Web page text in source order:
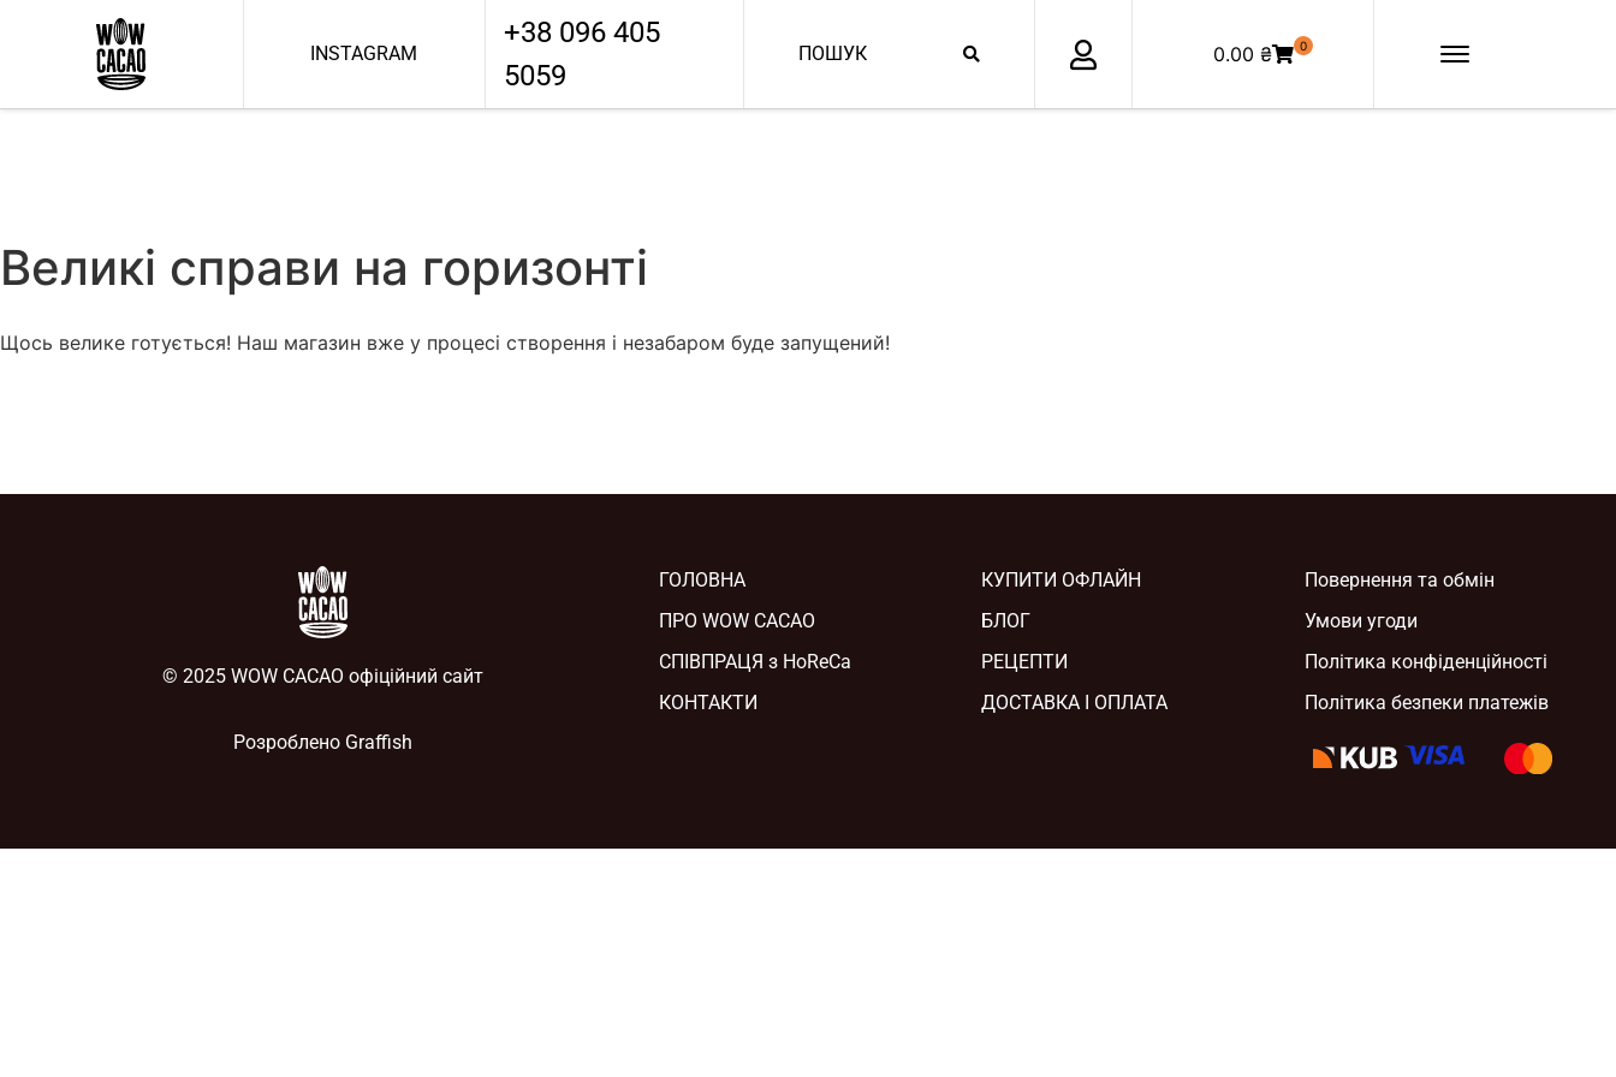
INSTAGRAM
+38 096 405
5059
0.00 ₴ 0
Великі справи на горизонті
Щось велике готується! Наш магазин вже у процесі створення і незабаром буде запущений!
© 2025 WOW CACAO офіційний сайт
Розроблено Graffish
ГОЛОВНА
ПРО WOW CACAO
СПІВПРАЦЯ з HoReCa
КОНТАКТИ
КУПИТИ ОФЛАЙН
БЛОГ
РЕЦЕПТИ
ДОСТАВКА І ОПЛАТА
Повернення та обмін
Умови угоди
Політика конфіденційності
Політика безпеки платежів